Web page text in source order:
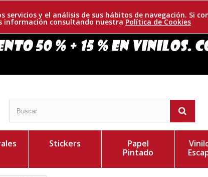
y el análisis de sus hábitos de navegación. Si
información consultando nuestra Política de Cookies
Stickers
Papel
Pintado